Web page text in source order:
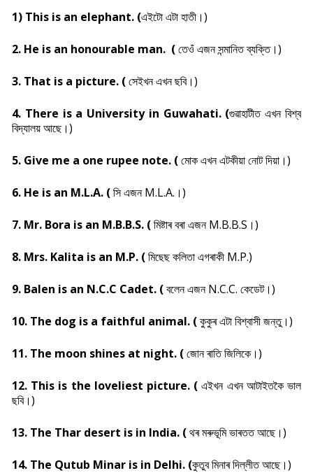
1) This is an elephant. (এইটো এটা হাতী।)
2. He is an honourable man. (তেওঁ এজন সন্মানিত ব্যক্তি।)
3. That is a picture. (সেইখন এখন ছবি।)
4. There is a University in Guwahati. (গুৱাহাটীত এখন বিশ্ব
বিদ্যালয় আছে।)
5. Give me a one rupee note. (মোক এখন এটকীয়া নোট দিয়া।)
6. He is an M.L.A. (সি এজন M.L.A.।)
7. Mr. Bora is an M.B.B.S. (মিষ্টাৰ বৰা এজন M.B.B.S।)
8. Mrs. Kalita is an M.P. (মিছেছ কলিতা এগৰাকী M.P.)
9. Balen is an N.C.C Cadet. (বলেন এজন N.C.C. কেডেট।)
10. The dog is a faithful animal. (কুকুৰ এটা বিশ্বাসী জন্তু।)
11. The moon shines at night. (জোন ৰাতি জিলিকে।)
12. This is the loveliest picture. (এইখন এখন আটাইতকৈ ভাল
ছবি।)
13. The Thar desert is in India. (থৰ মৰুভূমি ভাৰতত আছে।)
14. The Qutub Minar is in Delhi. (কুতুব মিনাৰ দিল্লীত আছে।)